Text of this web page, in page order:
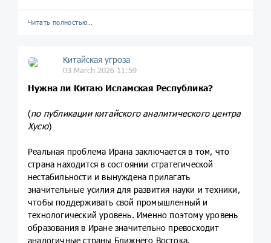
Читать полностью…
Китайская угроза
03 March 2026 11:59
Нужна ли Китаю Исламская Республика?
(по публикации китайского аналитического центра
Хусю)
Реальная проблема Ирана заключается в том, что
страна находится в состоянии стратегической
нестабильности и вынуждена прилагать
значительные усилия для развития науки и техники,
чтобы поддерживать свой промышленный и
технологический уровень. Именно поэтому уровень
образования в Иране значительно превосходит
аналогичные страны Ближнего Востока.